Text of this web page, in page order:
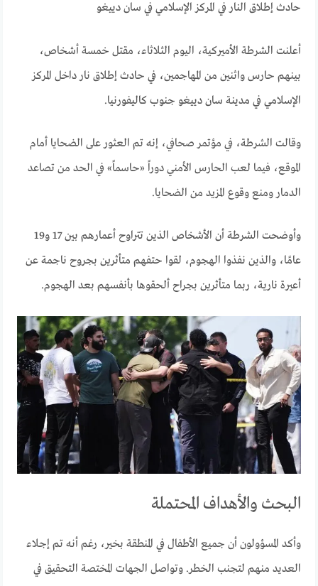
حادث إطلاق النار في المركز الإسلامي في سان دييغو
أعلنت الشرطة الأميركية، اليوم الثلاثاء، مقتل خمسة أشخاص،
بينهم حارس واثنين من المهاجمين، في حادث إطلاق نار داخل المركز
الإسلامي في مدينة سان دييغو جنوب كاليفورنيا.
وقالت الشرطة، في مؤتمر صحافي، إنه تم العثور على الضحايا أمام
الموقع، فيما لعب الحارس الأمني ​​دوراً «حاسماً» في الحد من تصاعد
الدمار ومنع وقوع المزيد من الضحايا.
وأوضحت الشرطة أن الأشخاص الذين تتراوح أعمارهم بين 17 و19
عامًا، والذين نفذوا الهجوم، لقوا حتفهم متأثرين بجروح ناجمة عن
أعيرة نارية، ربما متأثرين بجراح ألحقوها بأنفسهم بعد الهجوم.
البحث والأهداف المحتملة
وأكد المسؤولون أن جميع الأطفال في المنطقة بخير، رغم أنه تم إجلاء
العديد منهم لتجنب الخطر. وتواصل الجهات المختصة التحقيق في